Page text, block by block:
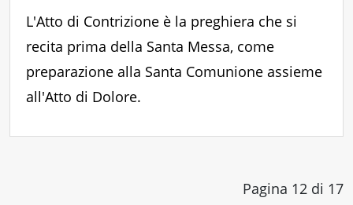
L'Atto di Contrizione è la preghiera che si
recita prima della Santa Messa, come
preparazione alla Santa Comunione assieme
all'Atto di Dolore.
Pagina 12 di 17